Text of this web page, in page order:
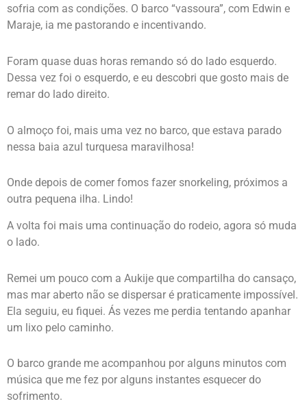
sofria com as condições. O barco “vassoura”, com Edwin e
Maraje, ia me pastorando e incentivando.
Foram quase duas horas remando só do lado esquerdo.
Dessa vez foi o esquerdo, e eu descobri que gosto mais de
remar do lado direito.
O almoço foi, mais uma vez no barco, que estava parado
nessa baia azul turquesa maravilhosa!
Onde depois de comer fomos fazer snorkeling, próximos a
outra pequena ilha. Lindo!
A volta foi mais uma continuação do rodeio, agora só muda
o lado.
Remei um pouco com a Aukije que compartilha do cansaço,
mas mar aberto não se dispersar é praticamente impossível.
Ela seguiu, eu fiquei. Ás vezes me perdia tentando apanhar
um lixo pelo caminho.
O barco grande me acompanhou por alguns minutos com
música que me fez por alguns instantes esquecer do
sofrimento.